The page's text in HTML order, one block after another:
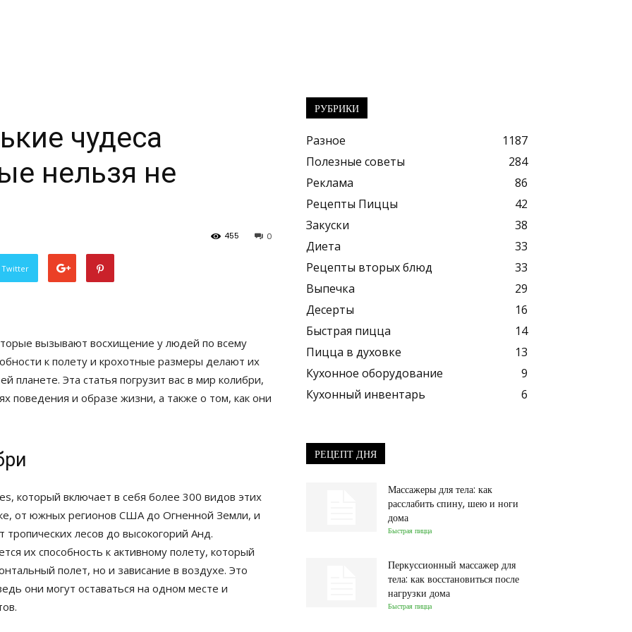
чудеса
нельзя не
0
455
Twitter
вызывают восхищение у людей по всему
к полету и крохотные размеры делают их
Эта статья погрузит вас в мир колибри,
поведения и образе жизни, а также о том, как они
который включает в себя более 300 видов этих
от южных регионов США до Огненной Земли, и
лесов до высокогорий Анд.
их способность к активному полету, который
полет, но и зависание в воздухе. Это
они могут оставаться на одном месте и
РУБРИКИ
Разное
1187
Полезные советы
284
Реклама
86
Рецепты Пиццы
42
Закуски
38
Диета
33
Рецепты вторых блюд
33
Выпечка
29
Десерты
16
Быстрая пицца
14
Пицца в духовке
13
Кухонное оборудование
9
Кухонный инвентарь
6
РЕЦЕПТ ДНЯ
Массажеры для тела: как
расслабить спину, шею и ноги
дома
Быстрая пицца
Перкуссионный массажер для
тела: как восстановиться после
нагрузки дома
Быстрая пицца